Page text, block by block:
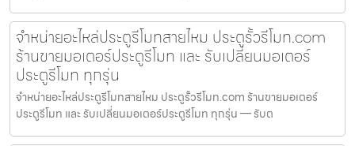
จำหน่ายอะไหล่ประตูรีโมทสายไหม ประตูรั้วรีโมท.com
ร้านขายมอเตอร์ประตูรีโมท และ รับเปลี่ยนมอเตอร์
ประตูรีโมท ทุกรุ่น
จำหน่ายอะไหล่ประตูรีโมทสายไหม ประตูรั้วรีโมท.com ร้านขายมอเตอร์
ประตูรีโมท และ รับเปลี่ยนมอเตอร์ประตูรีโมท ทุกรุ่น — รับต